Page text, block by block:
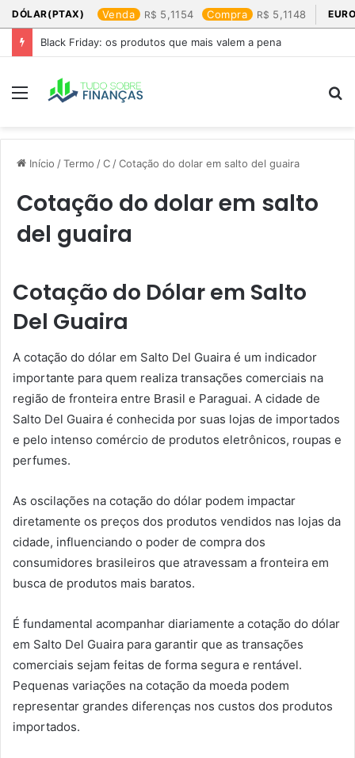
DÓLAR(PTAX) Venda 5,1154 Compra 5,1148
Black Friday: os produtos que mais valem a pena
Menu
Início /Termo /C /Cotação do dolar em salto del guaira​
Cotação do dolar em salto
del guaira​
Cotação do Dólar em Salto
Del Guaira
A cotação do dólar em Salto Del Guaira é um indicador
importante para quem realiza transações comerciais na
região de fronteira entre Brasil e Paraguai. A cidade de
Salto Del Guaira é conhecida por suas lojas de importados
e pelo intenso comércio de produtos eletrônicos, roupas e
perfumes.
As oscilações na cotação do dólar podem impactar
diretamente os preços dos produtos vendidos nas lojas da
cidade, influenciando o poder de compra dos
consumidores brasileiros que atravessam a fronteira em
busca de produtos mais baratos.
É fundamental acompanhar diariamente a cotação do dólar
em Salto Del Guaira para garantir que as transações
comerciais sejam feitas de forma segura e rentável.
Pequenas variações na cotação da moeda podem
representar grandes diferenças nos custos dos produtos
importados.